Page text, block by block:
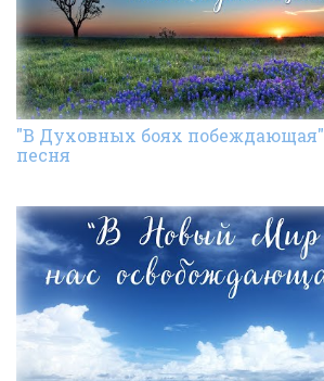
"В Духовных боях побеждающая"
песня